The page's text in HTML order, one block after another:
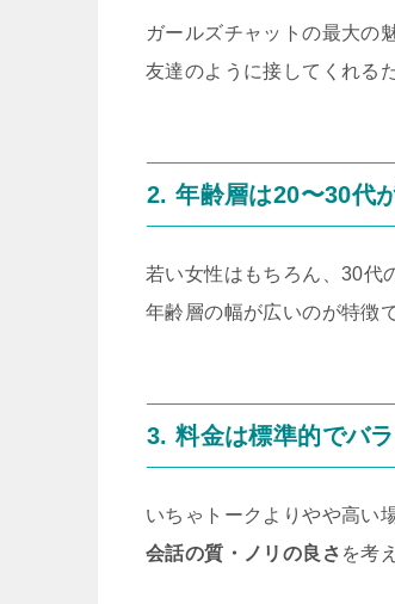
ガールズチャットの最大の
友達のように接してくれる
2. 年齢層は20〜30代
若い女性はもちろん、30代
年齢層の幅が広いのが特徴
3. 料金は標準的でバ
いちゃトークよりやや高い
会話の質・ノリの良さ を考